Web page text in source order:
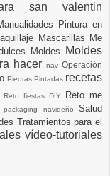
san valentin
Pintura en
Mascarillas Me
Moldes
Moldes
hacer nav Operación
Piedras Pintadas recetas
Reto fiestas DIY
Reto me
packaging navideñoSalud
Tratamientos para el
vídeo-tutoriales